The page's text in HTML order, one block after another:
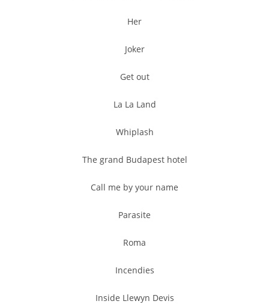
Her
Joker
Get out
La La Land
Whiplash
The grand Budapest hotel
Call me by your name
Parasite
Roma
Incendies
Inside Llewyn Devis